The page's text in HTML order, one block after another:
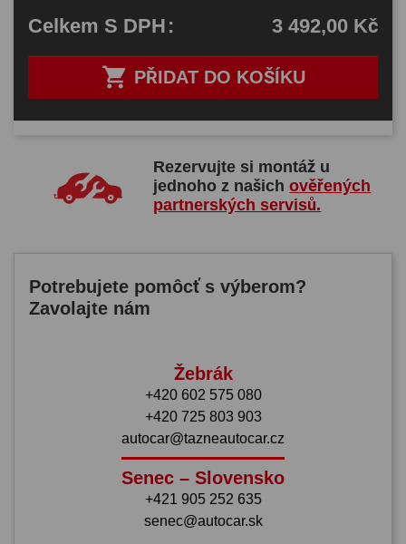
 PŘIDAT DO KOŠÍKU
Celkem S DPH: 3 492,00 Kč
Rezervujte si montáž u
jednoho z našichověřených
partnerských servisů.
Potrebujete pomôcť s výberom?
Zavolajte nám
Žebrák
+420 602 575 080
+420 725 803 903
autocar@tazneautocar.cz
Senec – Slovensko
+421 905 252 635
senec@autocar.sk